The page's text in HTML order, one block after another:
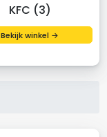
KFC (3)
Bekijk winkel →